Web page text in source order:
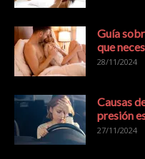
Guía
que
28/11/2024
Causas
presión
27/11/2024